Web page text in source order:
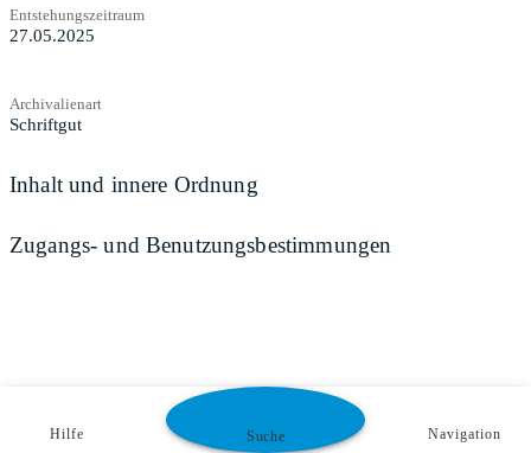
Entstehungszeitraum
27.05.2025
Archivalienart
Schriftgut
Inhalt und innere Ordnung
Zugangs- und Benutzungsbestimmungen
Hilfe Suche Navigation